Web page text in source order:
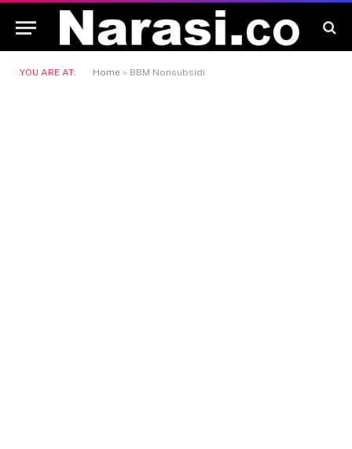
YOU ARE AT: Home » BBM Nonsubsidi